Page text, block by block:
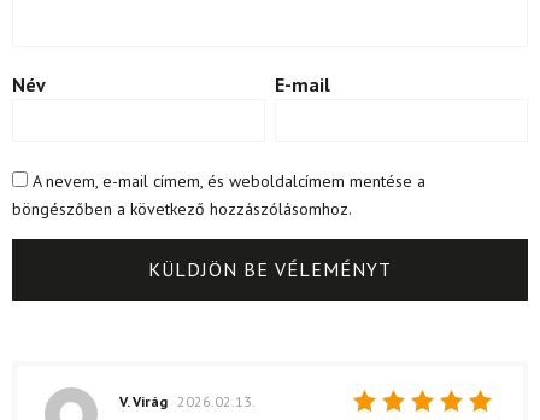
Név E-mail
A nevem, e-mail címem, és weboldalcímem mentése a
böngészőben a következő hozzászólásomhoz.
V. Virág 2026.02.13.